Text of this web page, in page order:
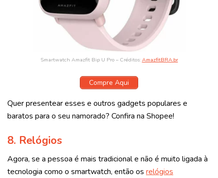
Smartwatch Amazfit Bip U Pro – Créditos: AmazfitBRA.br
Compre Aqui
Quer presentear esses e outros gadgets populares e
baratos para o seu namorado? Confira na Shopee!
8. Relógios
Agora, se a pessoa é mais tradicional e não é muito ligada à
tecnologia como o smartwatch, então os relógios